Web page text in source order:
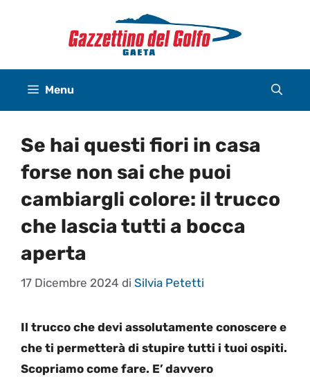
Menu
Se hai questi fiori in casa
forse non sai che puoi
cambiargli colore: il trucco
che lascia tutti a bocca
aperta
17 Dicembre 2024 di Silvia Petetti
Il trucco che devi assolutamente conoscere e
che ti permetterà di stupire tutti i tuoi ospiti.
Scopriamo come fare. E’ davvero